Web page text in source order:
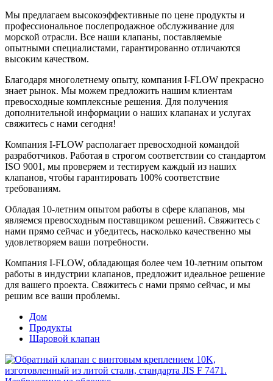
Мы предлагаем высокоэффективные по цене продукты и
профессиональное послепродажное обслуживание для
морской отрасли. Все наши клапаны, поставляемые
опытными специалистами, гарантированно отличаются
высоким качеством.
Благодаря многолетнему опыту, компания I-FLOW прекрасно
знает рынок. Мы можем предложить нашим клиентам
превосходные комплексные решения. Для получения
дополнительной информации о наших клапанах и услугах
свяжитесь с нами сегодня!
Компания I-FLOW располагает превосходной командой
разработчиков. Работая в строгом соответствии со стандартом
ISO 9001, мы проверяем и тестируем каждый из наших
клапанов, чтобы гарантировать 100% соответствие
требованиям.
Обладая 10-летним опытом работы в сфере клапанов, мы
являемся превосходным поставщиком решений. Свяжитесь с
нами прямо сейчас и убедитесь, насколько качественно мы
удовлетворяем ваши потребности.
Компания I-FLOW, обладающая более чем 10-летним опытом
работы в индустрии клапанов, предложит идеальное решение
для вашего проекта. Свяжитесь с нами прямо сейчас, и мы
решим все ваши проблемы.
Дом
Продукты
Шаровой клапан